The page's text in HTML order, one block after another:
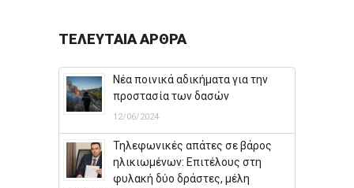
ΤΕΛΕΥΤΑΊΑ ΆΡΘΡΑ
Νέα ποινικά αδικήματα για την
προστασία των δασών
12/06/2024
Τηλεφωνικές απάτες σε βάρος
ηλικιωμένων: Επιτέλους στη
φυλακή δύο δράστες, μέλη